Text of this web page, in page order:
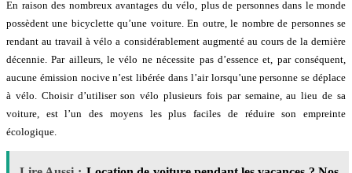
En raison des nombreux avantages du vélo, plus de personnes dans le monde
possèdent une bicyclette qu’une voiture. En outre, le nombre de personnes se
rendant au travail à vélo a considérablement augmenté au cours de la dernière
décennie. Par ailleurs, le vélo ne nécessite pas d’essence et, par conséquent,
aucune émission nocive n’est libérée dans l’air lorsqu’une personne se déplace
à vélo. Choisir d’utiliser son vélo plusieurs fois par semaine, au lieu de sa
voiture, est l’un des moyens les plus faciles de réduire son empreinte
écologique.